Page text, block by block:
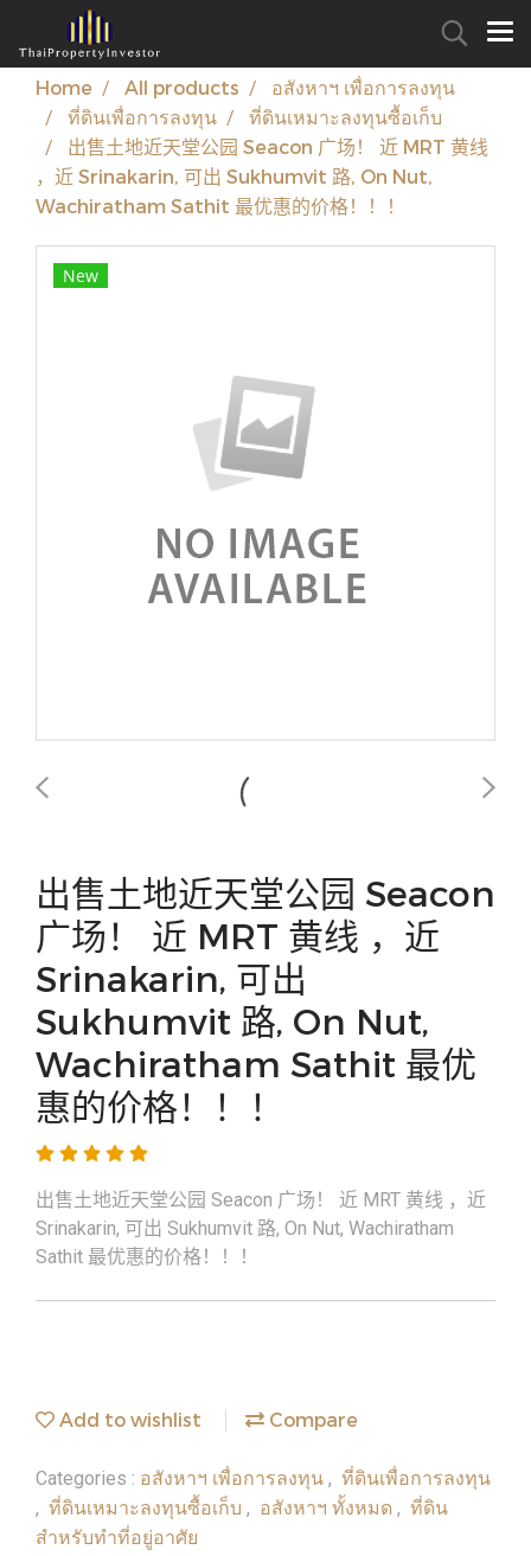
Home All products
อสังหาฯ เพื่อการลงทุน
ที่ดินเพื่อการลงทุน
ที่ดินเหมาะลงทุนซื้อเก็บ
出售土地近天堂公园 Seacon 广场！ 近 MRT 黄线
，近 Srinakarin, 可出 Sukhumvit 路, On Nut,
Wachiratham Sathit 最优惠的价格！！！
New
出售土地近天堂公园 Seacon
广场！ 近 MRT 黄线 ，近
Srinakarin, 可出
Sukhumvit 路, On Nut,
Wachiratham Sathit 最优
惠的价格！！！
出售土地近天堂公园 Seacon 广场！ 近 MRT 黄线 ，近
Srinakarin, 可出 Sukhumvit 路, On Nut, Wachiratham
Sathit 最优惠的价格！！！
Add to wishlist Compare
Categories : อสังหาฯ เพื่อการลงทุน , ที่ดินเพื่อการลงทุน
, ที่ดินเหมาะลงทุนซื้อเก็บ , อสังหาฯ ทั้งหมด , ที่ดิน
สำหรับทำที่อยู่อาศัย